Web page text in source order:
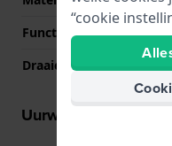
Functie bezel
Draaiende bezel
Uurwerk informatie
“cookie